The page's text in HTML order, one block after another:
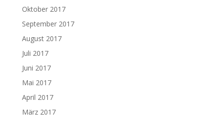
Oktober 2017
September 2017
August 2017
Juli 2017
Juni 2017
Mai 2017
April 2017
März 2017